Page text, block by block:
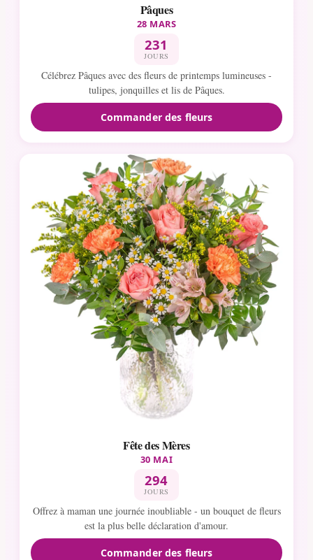
Pâques
28 MARS
231
JOURS
Célébrez Pâques avec des fleurs de printemps lumineuses -
tulipes, jonquilles et lis de Pâques.
Commander des fleurs
Fête des Mères
30 MAI
294
JOURS
Offrez à maman une journée inoubliable - un bouquet de fleurs
est la plus belle déclaration d'amour.
Commander des fleurs